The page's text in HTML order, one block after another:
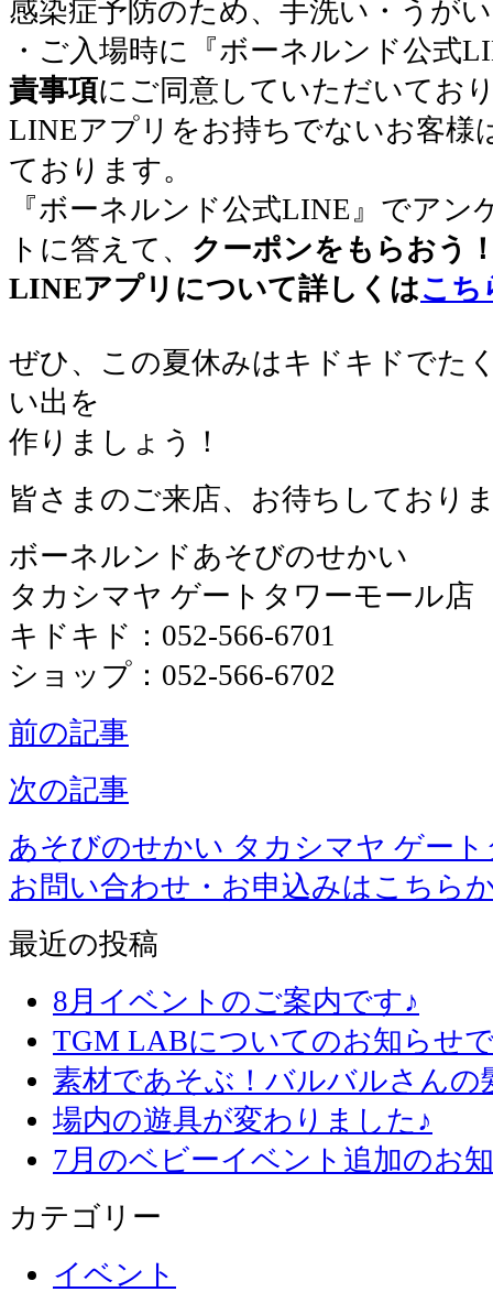
感染症予防のため、手洗い・うが
・ご入場時に『ボーネルンド公式
責事項にご同意していただいてお
LINEアプリをお持ちでないお客様
ております。
『ボーネルンド公式LINE』でアン
トに答えて、 クーポンをもらおう
LINEアプリについて詳しくはこち
ぜひ、この夏休みはキドキドでた
い出を
作りましょう！
皆さまのご来店、お待ちしており
ボーネルンドあそびのせかい
タカシマヤ ゲートタワーモール店
キドキド：052-566-6701
ショップ：052-566-6702
前の記事
次の記事
あそびのせかい タカシマヤ ゲー
お問い合わせ・お申込みはこちら
最近の投稿
8月イベントのご案内です♪
TGM LABについてのお知らせ
素材であそぶ！バルバルさん
場内の遊具が変わりました♪
7月のベビーイベント追加のお
カテゴリー
イベント